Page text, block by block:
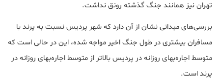
تهران نیز همانند جنگ گذشته رونق نداشت.
بررسی‌های میدانی نشان از آن دارد که شهر پردیس نسبت به پرند با
مسافران بیشتری در طول جنگ اخیر مواجه شده، این در حالی است که
متوسط اجاره‌بهای روزانه در پردیس بالاتر از متوسط اجاره‌بهای روزانه در
پرند است.